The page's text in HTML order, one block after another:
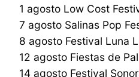
1 agosto Low Cost
7 agosto Salinas Pop
8 agosto Festival Luna
12 agosto Fiestas de
14 agosto Festival